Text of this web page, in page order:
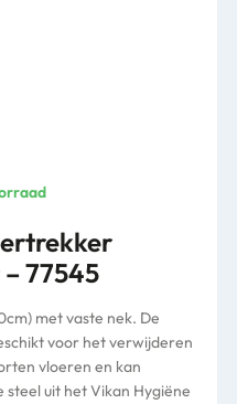
77545
met vaste nek. De
voor het verwijderen
vloeren en kan
uit het Vikan Hygiëne